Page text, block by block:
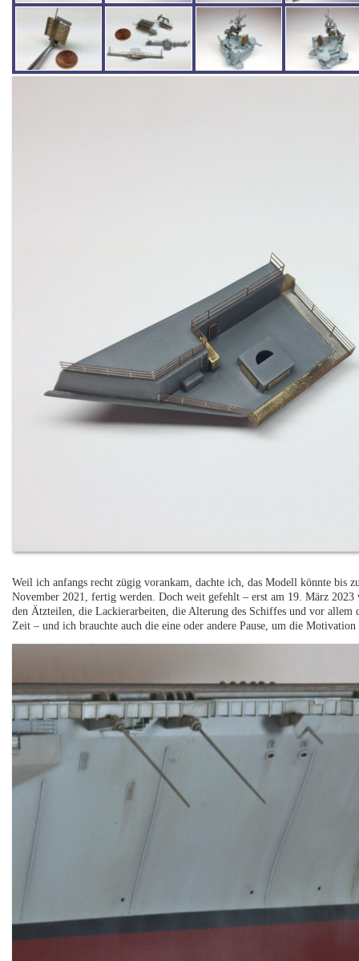
Weil ich anfangs recht zügig vorankam, dachte ich, das Modell könnte bis
November 2021, fertig werden. Doch weit gefehlt – erst am 19. März
den Ätzteilen, die Lackierarbeiten, die Alterung des Schiffes und vor allem
Zeit – und ich brauchte auch die eine oder andere Pause, um die Motivation